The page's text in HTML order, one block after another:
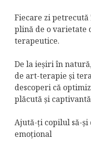
Fiecare zi
plină de o varietate
terapeutice.
De la ieșiri în
de art-terapie și
descoperi că
plăcută și
Ajută-ți copilul să-
emoțional